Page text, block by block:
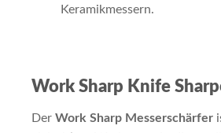
Keramikmessern.
Work Sharp Knife
Der Work Sharp Messerschärfer